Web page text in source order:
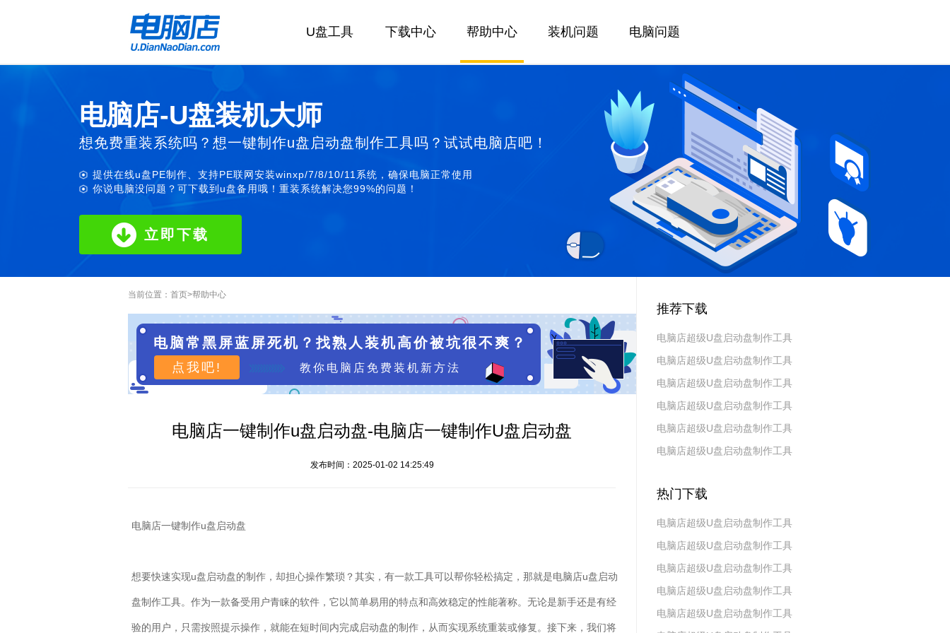
U盘工具 下载中心 帮助中心 装机问题 电脑问题
电脑店-U盘装机大师
想免费重装系统吗？想一键制作u盘启动盘制作工具吗？试试电脑店吧！
提供在线u盘PE制作、支持PE联网安装winxp/7/8/10/11系统，确保电脑正常使用
你说电脑没问题？可下载到u盘备用哦！重装系统解决您99%的问题！
立即下载
当前位置： 首页>帮助中心
电脑常黑屏蓝屏死机？找熟人装机高价被坑很不爽？
点我吧! 教你电脑店免费装机新方法
电脑店一键制作u盘启动盘-电脑店一键制作U盘启动盘
发布时间：2025-01-02 14:25:49
电脑店一键制作u盘启动盘
想要快速实现u盘启动盘的制作，却担心操作繁琐？其实，有一款工具可以帮你轻松搞定，那就是电脑店u盘启动
盘制作工具。作为一款备受用户青睐的软件，它以简单易用的特点和高效稳定的性能著称。无论是新手还是有经
验的用户，只需按照提示操作，就能在短时间内完成启动盘的制作，从而实现系统重装或修复。接下来，我们将
推荐下载
电脑店超级U盘启动盘制作工具
v7.5_2606
电脑店超级U盘启动盘制作工具
v7.5_2604
电脑店超级U盘启动盘制作工具
v7.5_2602
电脑店超级U盘启动盘制作工具
v7.5_2511
电脑店超级U盘启动盘制作工具
v7.5_2509
电脑店超级U盘启动盘制作工具
热门下载
电脑店超级U盘启动盘制作工具
v7.5_2606
电脑店超级U盘启动盘制作工具
v7.5_2604
电脑店超级U盘启动盘制作工具
v7.5_2602
电脑店超级U盘启动盘制作工具
v7.5 2019(天蓬元帅版)
电脑店超级U盘启动盘制作工具